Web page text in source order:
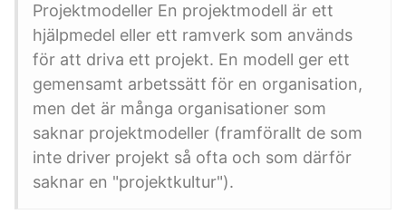
Projektmodeller En projektmodell är ett
hjälpmedel eller ett ramverk som används
för att driva ett projekt. En modell ger ett
gemensamt arbetssätt för en organisation,
men det är många organisationer som
saknar projektmodeller (framförallt de som
inte driver projekt så ofta och som därför
saknar en "projektkultur").